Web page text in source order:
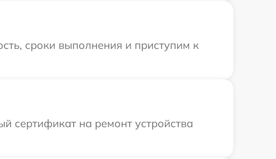
сроки выполнения и приступим к
сертификат на ремонт устройства